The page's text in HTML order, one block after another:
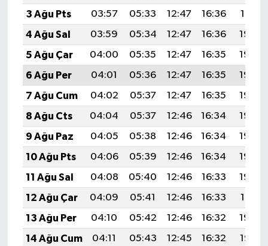
3 Ağu Pts
03:57 05:33 12:47 16:36
19:51
4 Ağu Sal
03:59 05:34 12:47 16:36
19:50
5 Ağu Çar
04:00 05:35 12:47 16:35
19:49
6 Ağu Per
04:01 05:36 12:47 16:35
19:48
7 Ağu Cum
04:02 05:37 12:47 16:35
19:46
8 Ağu Cts
04:04 05:37 12:46 16:34
19:45
9 Ağu Paz
04:05 05:38 12:46 16:34
19:44
10 Ağu Pts
04:06 05:39 12:46 16:34
19:43
11 Ağu Sal
04:08 05:40 12:46 16:33
19:42
12 Ağu Çar
04:09 05:41 12:46 16:33
19:41
13 Ağu Per
04:10 05:42 12:46 16:32
19:39
14 Ağu Cum
04:11 05:43 12:45 16:32
19:38